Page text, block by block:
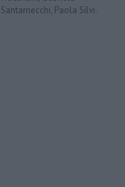
Santarnecchi, Paola Silvi.